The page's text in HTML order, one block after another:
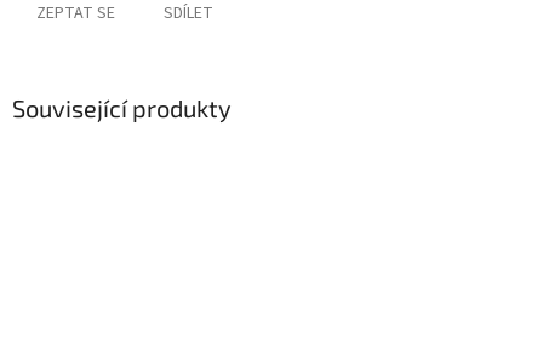
ZEPTAT SE SDÍLET
Související produkty